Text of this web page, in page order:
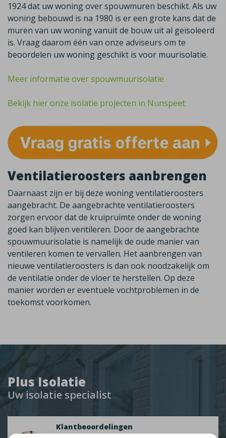
Plus Isolatie
Uw isolatie specialist
Klantbeoordelingen
1924 dat uw woning over spouwmuren beschikt. Als uw
woning bebouwd is na 1980 is er een grote kans dat de
muren van uw woning vanuit de bouw uit al geïsoleerd
is. Vraag daarom één van onze adviseurs om te
beoordelen uw woning geschikt is voor muurisolatie.
Meer informatie over spouwmuurisolatie
Bekijk hier onze isolatie projecten in Nunspeet
Ventilatieroosters aanbrengen
Daarnaast zijn er bij deze woning ventilatieroosters
aangebracht. De aangebrachte ventilatieroosters
zorgen ervoor dat de kruipruimte onder de woning
goed kan blijven ventileren. Door de aangebrachte
spouwmuurisolatie is namelijk de oude manier van
ventileren komen te vervallen. Het aanbrengen van
nieuwe ventilatieroosters is dan ook noodzakelijk om
de ventilatie onder de vloer te herstellen. Op deze
manier worden er eventuele vochtproblemen in de
toekomst voorkomen.